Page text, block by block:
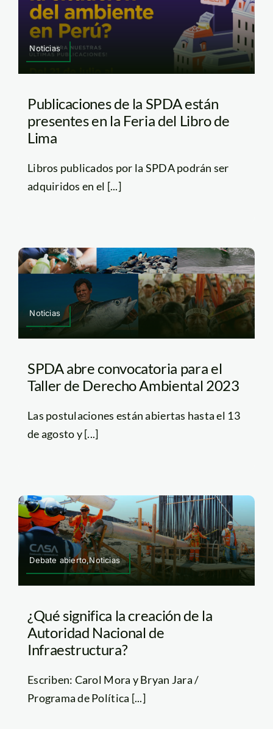
Noticias
Publicaciones de la SPDA están
presentes en la Feria del Libro de
Lima
Libros publicados por la SPDA podrán ser
adquiridos en el [...]
Noticias
SPDA abre convocatoria para el
Taller de Derecho Ambiental 2023
Las postulaciones están abiertas hasta el 13
de agosto y [...]
Debate abierto,Noticias
¿Qué significa la creación de la
Autoridad Nacional de
Infraestructura?
Escriben: Carol Mora y Bryan Jara /
Programa de Política [...]